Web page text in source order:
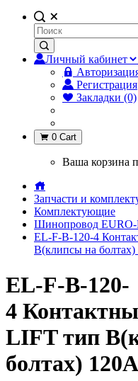
Личный кабинет
Регистрация
Закладки (0)
0 Cart
Ваша корзина
Запчасти и
Комплектующие
Шинопровод
EL-F-B-120-4
В(клипсы на
EL-F-B-120-
4
LIFT тип
болтах)